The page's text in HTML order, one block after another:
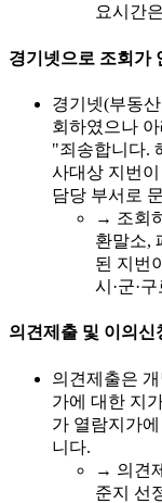
요시간
경기넷으로 조회가
경기넷(부동
회하였으나
"죄송합니다.
사대상 지번
담당 부서로
→ 조회
환말소,
된 지번
시·군·
의견제출 및 이의신
의견제출은
가에 대한 지
가 열람지가
니다.
→ 의견
준지 선